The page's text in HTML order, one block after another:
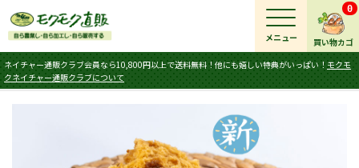
買い物カゴ
0
ネイチャー通販クラブ会員なら10,800円以上で送料無料！他にも嬉しい特典がいっぱい！ モクモ
クネイチャー通販クラブについて
メニュー